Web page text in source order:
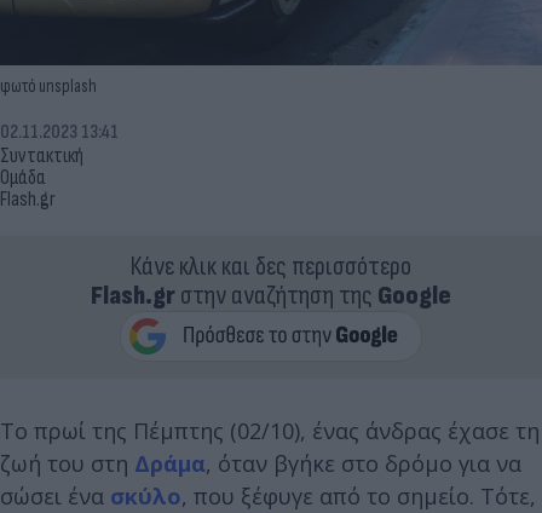
φωτό unsplash
Συντακτική
Ομάδα
Flash.gr
02.11.2023 13:41
Κάνε κλικ και δες περισσότερο
Flash.grστην αναζήτηση της Google
Το πρωί της Πέμπτης (02/10), ένας άνδρας έχασε τη
ζωή του στη Δράμα, όταν βγήκε στο δρόμο για να
σώσει ένα σκύλο, που ξέφυγε από το σημείο. Τότε,